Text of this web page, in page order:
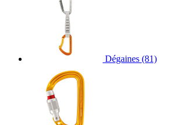
Dégaines (81)